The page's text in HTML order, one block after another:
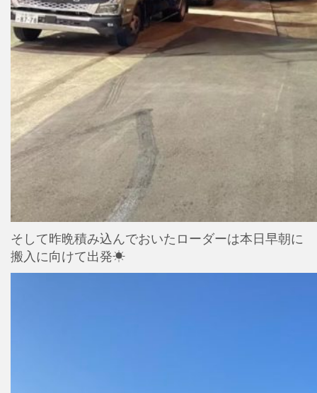
そして昨晩積み込んでおいたローダーは本日早朝に
搬入に向けて出発☀